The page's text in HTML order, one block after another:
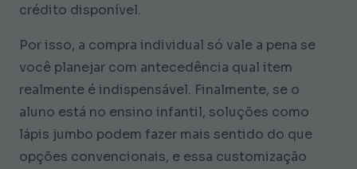
crédito disponível.
Por isso, a compra individual só vale a pena se
você planejar com antecedência qual item
realmente é indispensável. Finalmente, se o
aluno está no ensino infantil, soluções como
lápis jumbo podem fazer mais sentido do que
opções convencionais, e essa customização